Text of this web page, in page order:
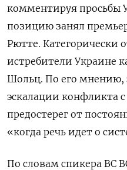
комментируя просьбы
позицию занял
Рютте. Категорически
истребители Украине
Шольц. По его мнению,
эскалации конфликта
предостерег от
«когда речь идет о
По словам спикера ВС